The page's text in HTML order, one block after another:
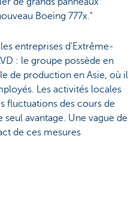
Boeing 777x."
entreprises d'Extrême-
: le groupe possède en
de production en Asie, où il
Les activités locales
fluctuations des cours de
seul avantage. Une vague de
de ces mesures